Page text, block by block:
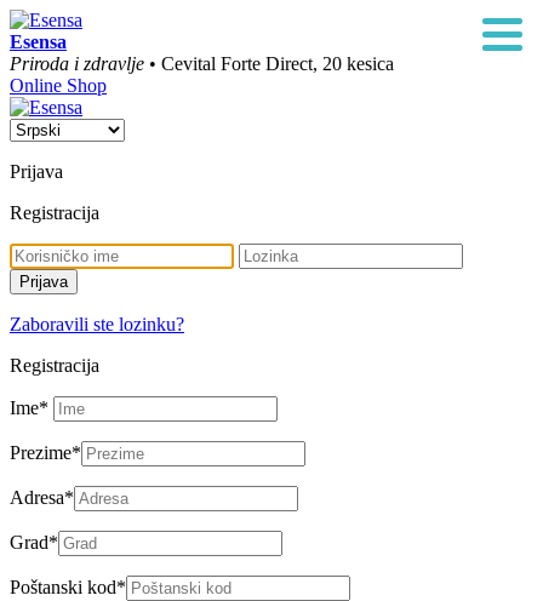
Esensa
Priroda i zdravlje • Cevital Forte Direct, 20 kesica
Online Shop
Prijava
Registracija
Zaboravili ste lozinku?
Registracija
Ime*
Prezime*
Adresa*
Grad*
Poštanski kod*